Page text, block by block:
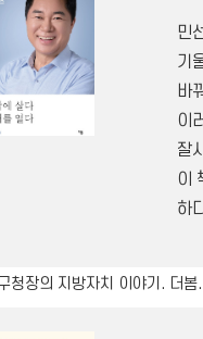
민
기
바
이
잘
이
하
청장의 지방자치 이야기. 더